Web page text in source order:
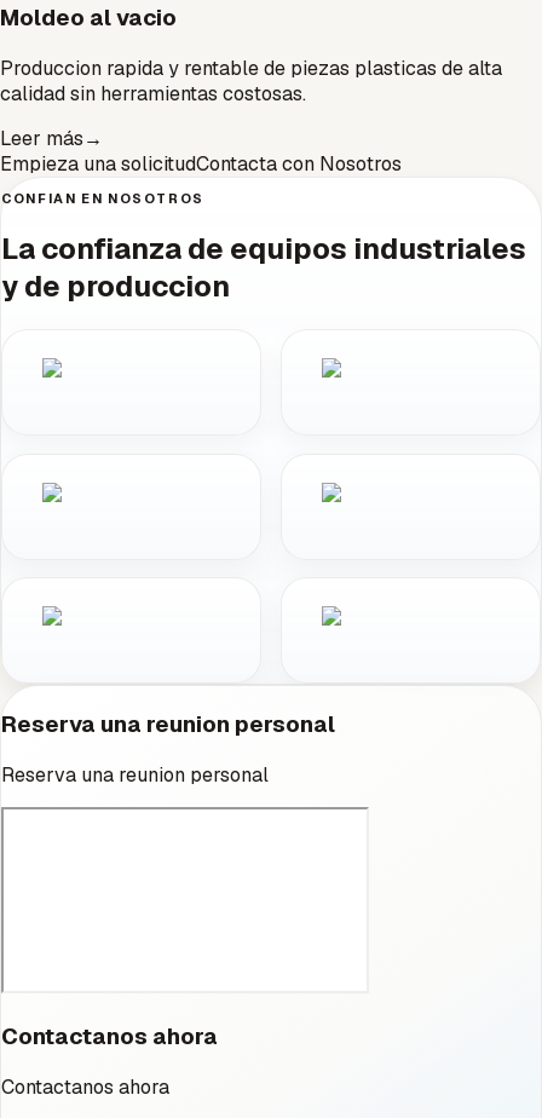
Moldeo al vacio
Produccion rapida y rentable de piezas plasticas de alta
calidad sin herramientas costosas.
Leer más→
Empieza una solicitudContacta con Nosotros
CONFIAN EN NOSOTROS
La confianza de equipos industriales
y de produccion
Reserva una reunion personal
Reserva una reunion personal
Contactanos ahora
Contactanos ahora